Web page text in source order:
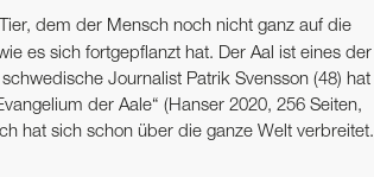
dem der Mensch noch nicht ganz auf die
es sich fortgepflanzt hat. Der Aal ist eines der
Journalist Patrik Svensson (48) hat
der Aale“ (Hanser 2020, 256 Seiten,
hat sich schon über die ganze Welt verbreitet.